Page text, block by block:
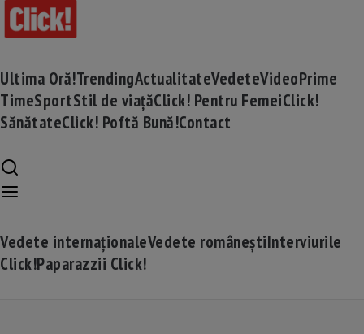
Ultima Oră!TrendingActualitateVedeteVideoPrime
TimeSportStil de viațăClick! Pentru FemeiClick!
SănătateClick! Poftă Bună!Contact
Vedete internaționaleVedete româneștiInterviurile
Click!Paparazzii Click!